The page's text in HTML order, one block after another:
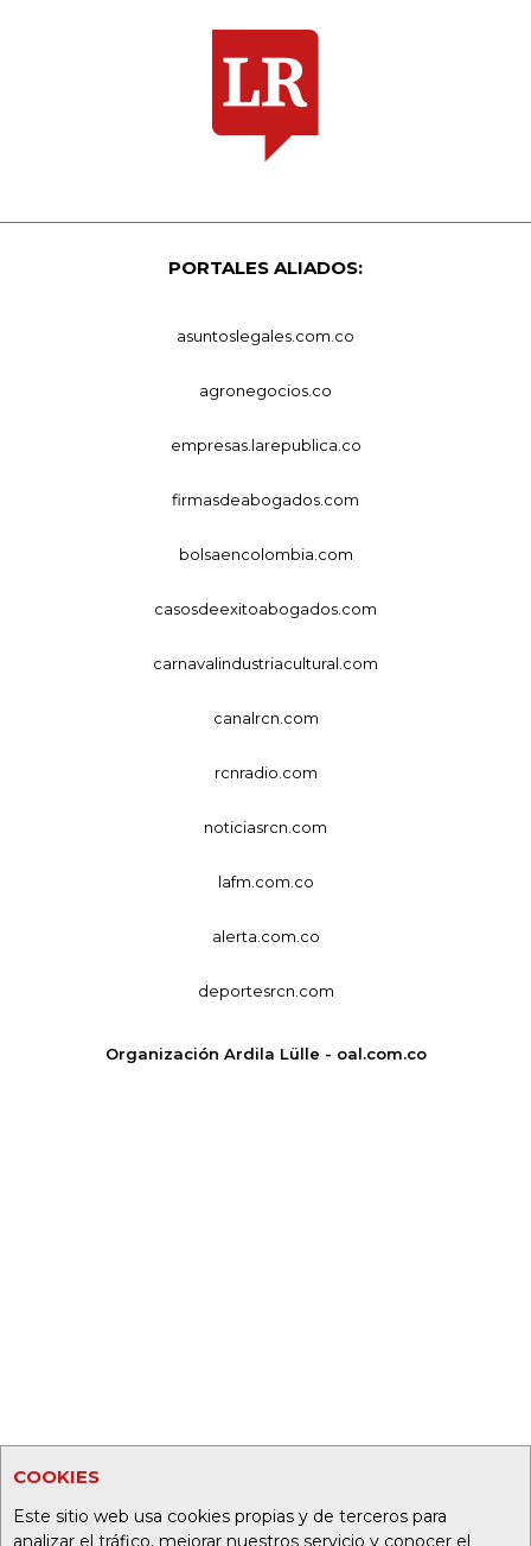
COOKIES
Este sitio web usa cookies propias y de terceros para
analizar el tráfico, mejorar nuestros servicio y conocer el
PORTALES ALIADOS:
asuntoslegales.com.co
agronegocios.co
empresas.larepublica.co
firmasdeabogados.com
bolsaencolombia.com
casosdeexitoabogados.com
carnavalindustriacultural.com
canalrcn.com
rcnradio.com
noticiasrcn.com
lafm.com.co
alerta.com.co
deportesrcn.com
Organización Ardila Lülle - oal.com.co